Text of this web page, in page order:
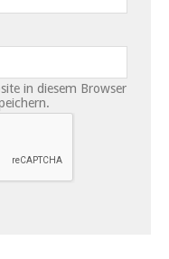
in diesem Browser